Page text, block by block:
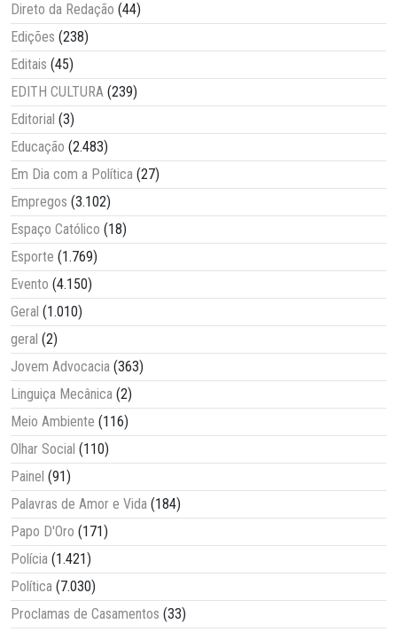
Direto da Redação (44)
Edições (238)
Editais (45)
EDITH CULTURA (239)
Editorial (3)
Educação (2.483)
Em Dia com a Política (27)
Empregos (3.102)
Espaço Católico (18)
Esporte (1.769)
Evento (4.150)
Geral (1.010)
geral (2)
Jovem Advocacia (363)
Linguiça Mecânica (2)
Meio Ambiente (116)
Olhar Social (110)
Painel (91)
Palavras de Amor e Vida (184)
Papo D'Oro (171)
Polícia (1.421)
Política (7.030)
Proclamas de Casamentos (33)